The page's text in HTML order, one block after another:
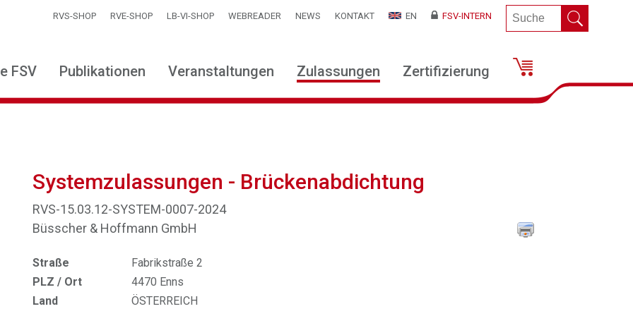
RVS-SHOP RVE-SHOP LB-VI-SHOP WEBREADER NEWS KONTAKT EN FSV-INTERN
FSV Publikationen Veranstaltungen Zulassungen Zertifizierung
Systemzulassungen - Brückenabdichtung
RVS-15.03.12-SYSTEM-0007-2024
Büsscher & Hoffmann GmbH
Straße
Fabrikstraße 2
PLZ / Ort
4470 Enns
Land
ÖSTERREICH